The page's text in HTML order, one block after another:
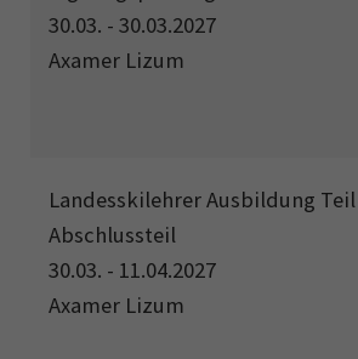
30.03. - 30.03.2027
Axamer Lizum
Landesskilehrer Ausbildung Teil
Abschlussteil
30.03. - 11.04.2027
Axamer Lizum